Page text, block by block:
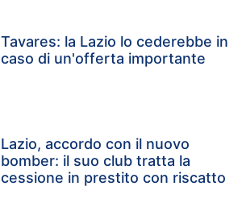
Tavares: la Lazio lo cederebbe in
caso di un'offerta importante
Lazio, accordo con il nuovo
bomber: il suo club tratta la
cessione in prestito con riscatto